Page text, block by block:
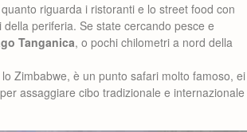
riguarda i ristoranti e lo street food con
periferia. Se state cercando pesce e
Tanganica, o pochi chilometri a nord della
Zimbabwe, è un punto safari molto famoso, ei
assaggiare cibo tradizionale e internazionale